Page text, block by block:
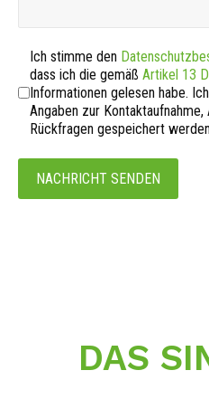
Nutzungsbedingungen*
Ich stimme den
dass ich die gemäß Artikel 13
Informationen gelesen habe.
Angaben zur
Rückfragen gespeichert
NACHRICHT SENDEN
DAS